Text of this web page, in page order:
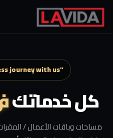
"Begin your business journey with us"
كل خدماتك
مساحات وباقات الأعمال /